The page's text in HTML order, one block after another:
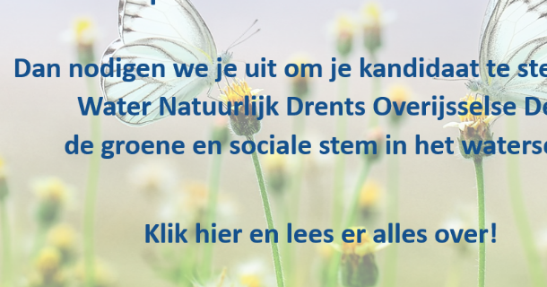
Siz de fark yaratmak ister misiniz? Water Natuurlijk’e katılın! Bir üye olarak, sürdürülebilir
çabalarımıza destek olabilir ve yerel karar süreçlerine katılma fırsatına sahip olabilirsiniz.
kaynaklarımızı koruma yolunda çalışabiliriz.
Vizyonumuz ve faaliyetlerimizle ilgileniyor musunuz? Web sitemiz üzerinden bizimle
çekinmeyin. Sürdürülebilir ve sağlıklı bir yaşam ortamına adanmış insanların
Water Natuurlijk’e katılın ve birlikte su kaynaklarımızın korunmasında olumlu bir etki
Durduğumuz nokta: